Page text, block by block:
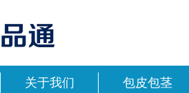
关于我们 包皮包茎